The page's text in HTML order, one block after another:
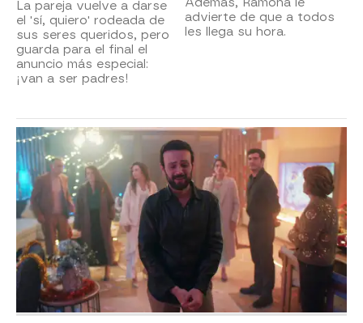
La pareja vuelve a darse
el 'sí, quiero' rodeada de
sus seres queridos, pero
guarda para el final el
anuncio más especial:
¡van a ser padres!
advierte de que a todos
les llega su hora.